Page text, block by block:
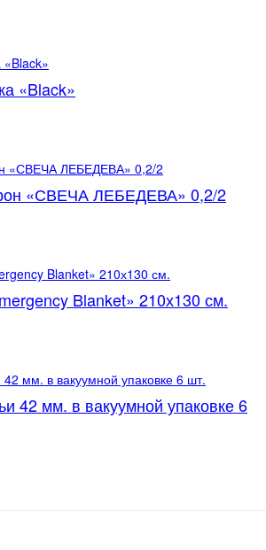
«Black»
«СВЕЧА ЛЕБЕДЕВА» 0,2/2
Blanket» 210х130 см.
42 мм. в вакуумной упаковке 6